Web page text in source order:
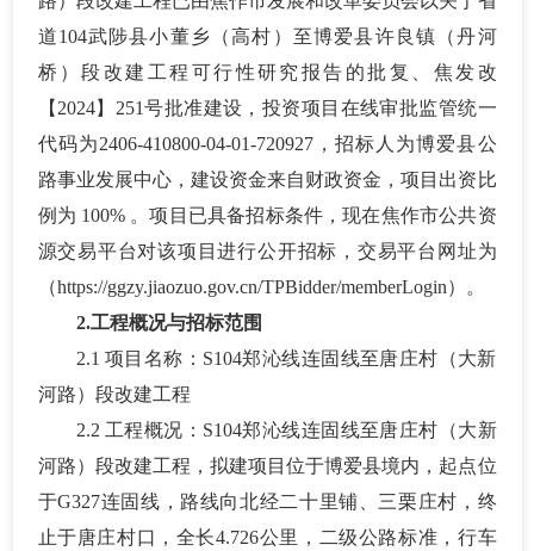
道104武陟县小董乡（高村）至博爱县许良镇（丹河
桥）段改建工程 可行性研究报告 的批复、 焦 发改
【 2024】 251号批准建设，投资项目在线审批监管统一
代码为2406-410800-04-01-720927，招标人为博爱县公
路事业发展中心，建设资金来自财政资金，项目出资比
例为 100% 。项目已具备招标条件，现在焦作市公共资
源交易平台对该项目进行公开招标，交易平台网址为
（https://ggzy.jiaozuo.gov.cn/TPBidder/memberLogin）。
2.工程概况与招标范围
2.1 项目名称：S104郑沁线连固线至唐庄村（大新
河路）段改建工程
2.2 工程概况： S104郑沁线连固线至唐庄村（大新
河路）段改建工程，拟建项目位于博爱县境内，起点位
于G327连固线，路线向北经二十里铺、三栗庄村，终
止于唐庄村口，全长4.726公里，二级公路标准，行车